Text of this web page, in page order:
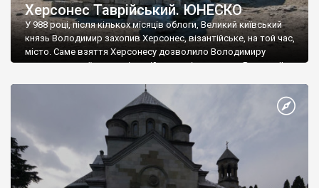
Херсонес Таврійський. ЮНЕСКО
У 988 році, після кількох місяців облоги, Великий київський
князь Володимир захопив Херсонес, візантійське, на той час,
місто. Саме взяття Херсонесу дозволило Володимиру
диктувати свої умови візантійському імператору Василю ІІ, та
Херсонесі Володимир-язичник, став Василем-християнином.
А потім було Хрещення Русі. На честь Херсонесу Таврійського